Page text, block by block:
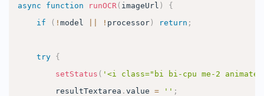
async
function runOCR ( imageUrl )
{
if
( ! model ! processor) return ;
try
{
setStatus ( '<i class="bi bi-cpu me-2
        resultTextarea
. value = '' ;